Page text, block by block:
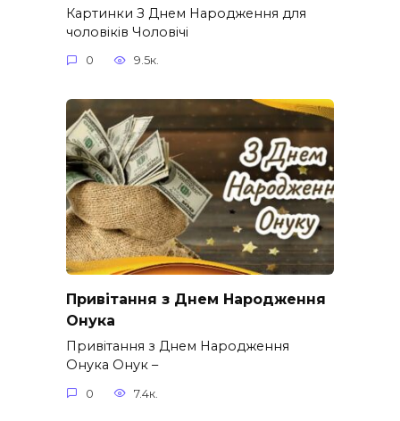
Картинки З Днем Народження для
чоловіків​ Чоловічі
0 9.5к.
Привітання з Днем Народження
Онука
Привітання з Днем Народження
Онука Онук –
0 7.4к.